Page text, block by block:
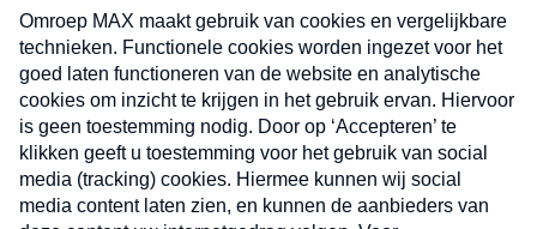
uw mailbox.
Verzend